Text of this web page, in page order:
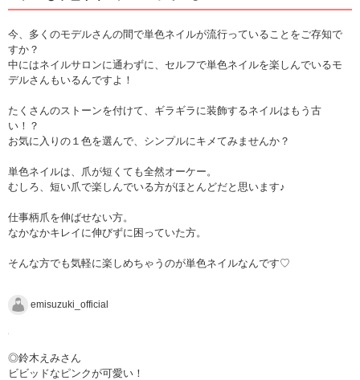
今、多くのモデルさんの間で単色ネイルが流行っていることをご存知で
すか？
中にはネイルサロンに通わずに、セルフで単色ネイルを楽しんでいるモ
デルさんもいるんですよ！
たくさんのストーンを付けて、ギラギラに装飾するネイルはもう古
い！？
お気に入りの１色を選んで、シンプルにキメてみませんか？
単色ネイルは、爪が短くても全然オーケー。
むしろ、短い爪で楽しんでいる方がほとんどだと思います♪
仕事柄爪を伸ばせない方。
なかなかキレイに伸びずに困っていた方。
そんな方でも気軽に楽しめちゃうのが単色ネイルなんです♡
emisuzuki_official
◎鈴木えみさん
ビビッドなピンクが可愛い！